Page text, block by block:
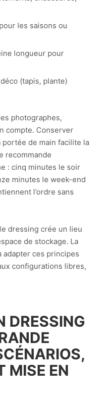
les saisons ou
longueur pour
(tapis, plante)
photographes,
compte. Conserver
de main facilite la
recommande
: cinq minutes le soir
minutes le week-end
l’ordre sans
dressing crée un lieu
de stockage. La
adapter ces principes
configurations libres,
DRESSING
MISE EN